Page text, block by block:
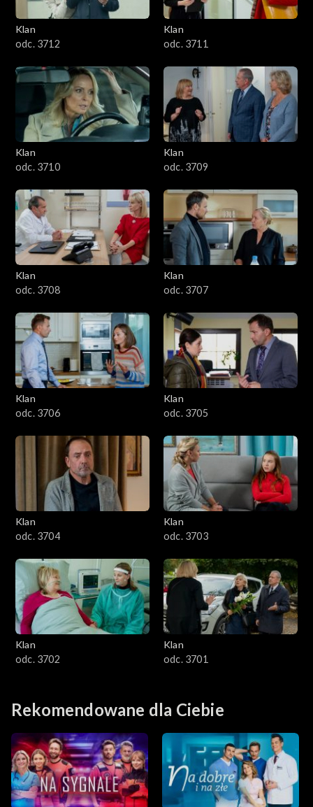
Klan
odc. 3712
Klan
odc. 3711
Klan
odc. 3710
Klan
odc. 3709
Klan
odc. 3708
Klan
odc. 3707
Klan
odc. 3706
Klan
odc. 3705
Klan
odc. 3704
Klan
odc. 3703
Klan
odc. 3702
Klan
odc. 3701
Rekomendowane dla Ciebie